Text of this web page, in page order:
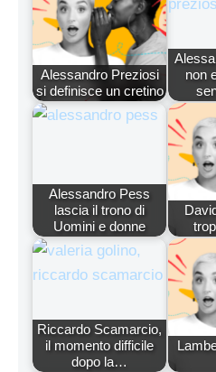
Alessandro Preziosi
si definisce un cretino
non
Alessandro Pess
lascia il trono di
Uomini e donne
Riccardo Scamarcio,
il momento difficile
dopo la…